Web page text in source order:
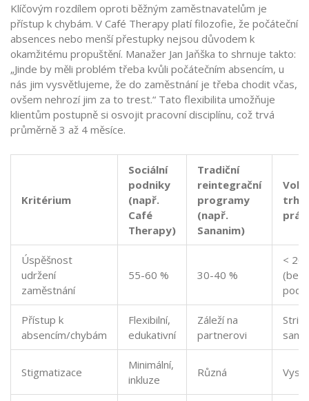
Klíčovým rozdílem oproti běžným zaměstnavatelům je
přístup k chybám. V Café Therapy platí filozofie, že počáteční
absences nebo menší přestupky nejsou důvodem k
okamžitému propuštění. Manažer Jan Jaňška to shrnuje takto:
„Jinde by měli problém třeba kvůli počátečním absencím, u
nás jim vysvětlujeme, že do zaměstnání je třeba chodit včas,
ovšem nehrozí jim za to trest.“ Tato flexibilita umožňuje
klientům postupně si osvojit pracovní disciplínu, což trvá
průměrně 3 až 4 měsíce.
Kritérium
Sociální
podniky
(např.
Café
Therapy)
Tradiční
reintegrační
programy
(např.
Sananim)
trh
Úspěšnost
udržení
zaměstnání
55-60 % 30-40 %
< 20
(bez
Přístup k
absencím/chybám
Flexibilní,
edukativní
Záleží na
partnerovi
Stigmatizace
Minimální,
inkluze
Různá